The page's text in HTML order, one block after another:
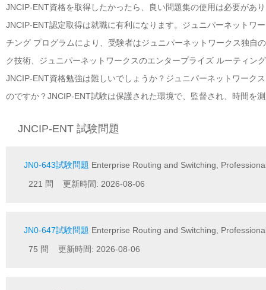
JNCIP-ENT資格を取得したかったら、良い問題集の使用は必要があ
JNCIP-ENT認定取得は就職に有利になります。ジュニパーネットワ
チング プログラムにより、受験者はジュニパーネットワークス独自
ク技術、ジュニパーネットワークスのエンタープライズ ルーティン
JNCIP-ENT資格勉強は難しいでしょうか？ジュニパーネットワーク
のですか？JNCIP-ENT試験は保護された環境で、監督され、時間を
JNCIP-ENT 試験問題
JN0-643試験問題 Enterprise Routing and Switching,
221 問 更新時間: 2026-08-06
JN0-647試験問題 Enterprise Routing and Switching,
75 問 更新時間: 2026-08-06